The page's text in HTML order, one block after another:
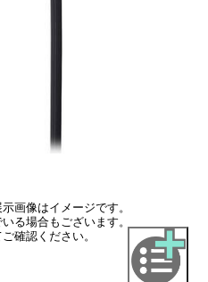
画像はイメージです。
る場合もございます。
確認ください。